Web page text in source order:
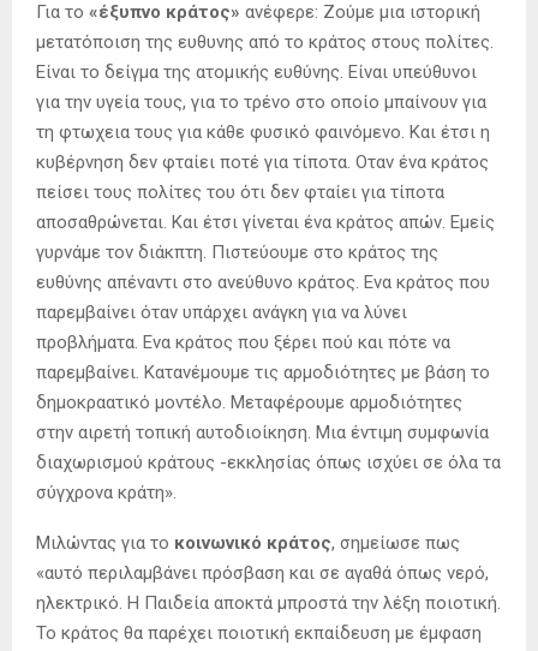
Για το «έξυπνο κράτος» ανέφερε: Ζούμε μια ιστορική
μετατόποιση της ευθυνης από το κράτος στους πολίτες.
Είναι το δείγμα της ατομικής ευθύνης. Είναι υπεύθυνοι
για την υγεία τους, για το τρένο στο οποίο μπαίνουν για
τη φτωχεια τους για κάθε φυσικό φαινόμενο. Και έτσι η
κυβέρνηση δεν φταίει ποτέ για τίποτα. Οταν ένα κράτος
πείσει τους πολίτες του ότι δεν φταίει για τίποτα
αποσαθρώνεται. Και έτσι γίνεται ένα κράτος απών. Εμείς
γυρνάμε τον διάκπτη. Πιστεύουμε στο κράτος της
ευθύνης απέναντι στο ανεύθυνο κράτος. Ενα κράτος που
παρεμβαίνει όταν υπάρχει ανάγκη για να λύνει
προβλήματα. Ενα κράτος που ξέρει πού και πότε να
παρεμβαίνει. Κατανέμουμε τις αρμοδιότητες με βάση το
δημοκραατικό μοντέλο. Μεταφέρουμε αρμοδιότητες
στην αιρετή τοπική αυτοδιοίκηση. Μια έντιμη συμφωνία
διαχωρισμού κράτους -εκκλησίας όπως ισχύει σε όλα τα
σύγχρονα κράτη».
Μιλώντας για το κοινωνικό κράτος, σημείωσε πως
«αυτό περιλαμβάνει πρόσβαση και σε αγαθά όπως νερό,
ηλεκτρικό. Η Παιδεία αποκτά μπροστά την λέξη ποιοτική.
Το κράτος θα παρέχει ποιοτική εκπαίδευση με έμφαση